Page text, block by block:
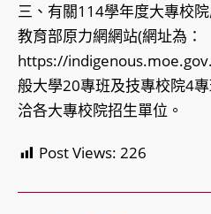
三、有關114學年度大專校
教育部原力網網站(網址為：
https://
般大學20專班及技專校院4
洽各大專校院招生單位。
Post Views: 226